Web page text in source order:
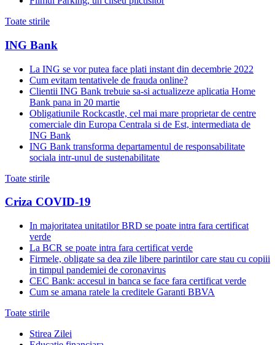
Toate stirile
ING Bank
La ING se vor putea face plati instant din decembrie 2022
Cum evitam tentativele de frauda online?
Clientii ING Bank trebuie sa-si actualizeze aplicatia Home
Bank pana in 20 martie
Obligatiunile Rockcastle, cel mai mare proprietar de centre
comerciale din Europa Centrala si de Est, intermediata de
ING Bank
ING Bank transforma departamentul de responsabilitate
sociala intr-unul de sustenabilitate
Toate stirile
Criza COVID-19
In majoritatea unitatilor BRD se poate intra fara certificat
verde
La BCR se poate intra fara certificat verde
Firmele, obligate sa dea zile libere parintilor care stau cu copiii
in timpul pandemiei de coronavirus
CEC Bank: accesul in banca se face fara certificat verde
Cum se amana ratele la creditele Garanti BBVA
Toate stirile
Stirea Zilei